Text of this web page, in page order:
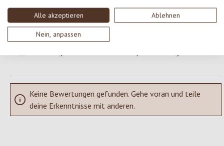
Alle akzeptieren Ablehnen
Nein, anpassen
SCHREIBE EINE BEWERTUNG
Keine Bewertungen gefunden. Gehe voran und teile
deine Erkenntnisse mit anderen.